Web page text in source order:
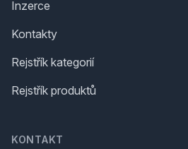
Inzerce
Kontakty
Rejstřík kategorií
Rejstřík produktů
KONTAKT